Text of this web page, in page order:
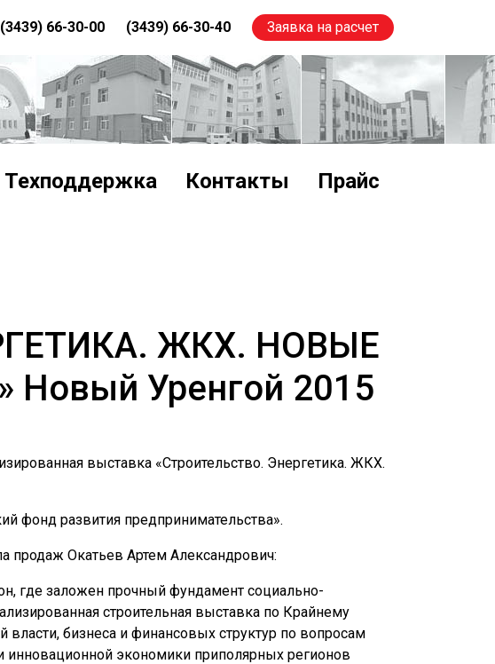
(3439) 66-30-00 (3439) 66-30-40 Заявка на расчет
Техподдержка Контакты Прайс
ЖКХ. НОВЫЕ
Уренгой 2015
выставка «Строительство. Энергетика. ЖКХ.
фонд развития предпринимательства».
Окатьев Артем Александрович:
где заложен прочный фундамент социально-
строительная выставка по Крайнему
бизнеса и финансовых структур по вопросам
инновационной экономики приполярных регионов